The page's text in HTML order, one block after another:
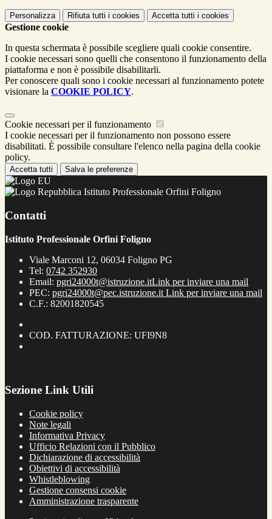
Personalizza Rifiuta tutti i cookies Accetta tutti i cookies
Gestione cookie
In questa schermata è possibile scegliere quali cookie consentire.
I cookie necessari sono quelli che consentono il funzionamento della
piattaforma e non è possibile disabilitarli.
Per conoscere quali sono i cookie necessari al funzionamento potete
visionare la COOKIE POLICY.
Cookie necessari per il funzionamento
I cookie necessari per il funzionamento non possono essere
disabilitati. È possibile consultare l'elenco nella pagina della cookie
policy.
Accetta tutti Salva le preferenze
Istituto Professionale Orfini Foligno
Contatti
Istituto Professionale Orfini Foligno
Viale Marconi 12, 06034 Foligno PG
Tel: 0742 352930
Email: pgri24000t@istruzione.itLink per inviare una mail
PEC: pgri24000t@pec.istruzione.it Link per inviare una mail
C.F.: 82001820545
COD. FATTURAZIONE: UFI9N8
Sezione Link Utili
Cookie policy
Note legali
Informativa Privacy
Ufficio Relazioni con il Pubblico
Dichiarazione di accessibilità
Obiettivi di accessibilità
Whistleblowing
Gestione consensi cookie
Amministrazione trasparente